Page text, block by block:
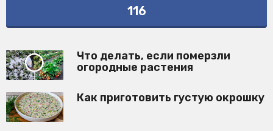
116
Что делать, если померзли
огородные растения
Как приготовить густую окрошку